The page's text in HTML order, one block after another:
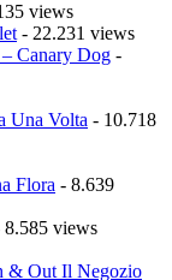
views
- 22.231 views
Canary Dog -
Una Volta - 10.718
Flora - 8.639
8.585 views
& Out Il Negozio